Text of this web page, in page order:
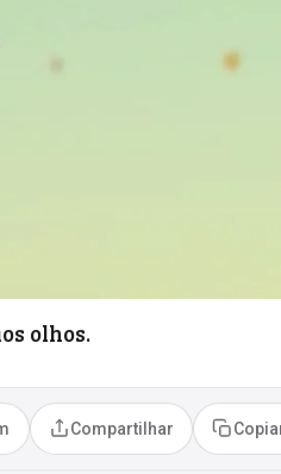
olhos.
Compartilhar